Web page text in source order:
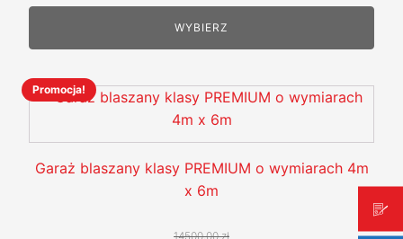
wynosiła:
WYBIERZ
Promocja!
Garaż blaszany klasy PREMIUM o wymiarach 4m
x 6m
14500,00zł
Ten
ma
wiele